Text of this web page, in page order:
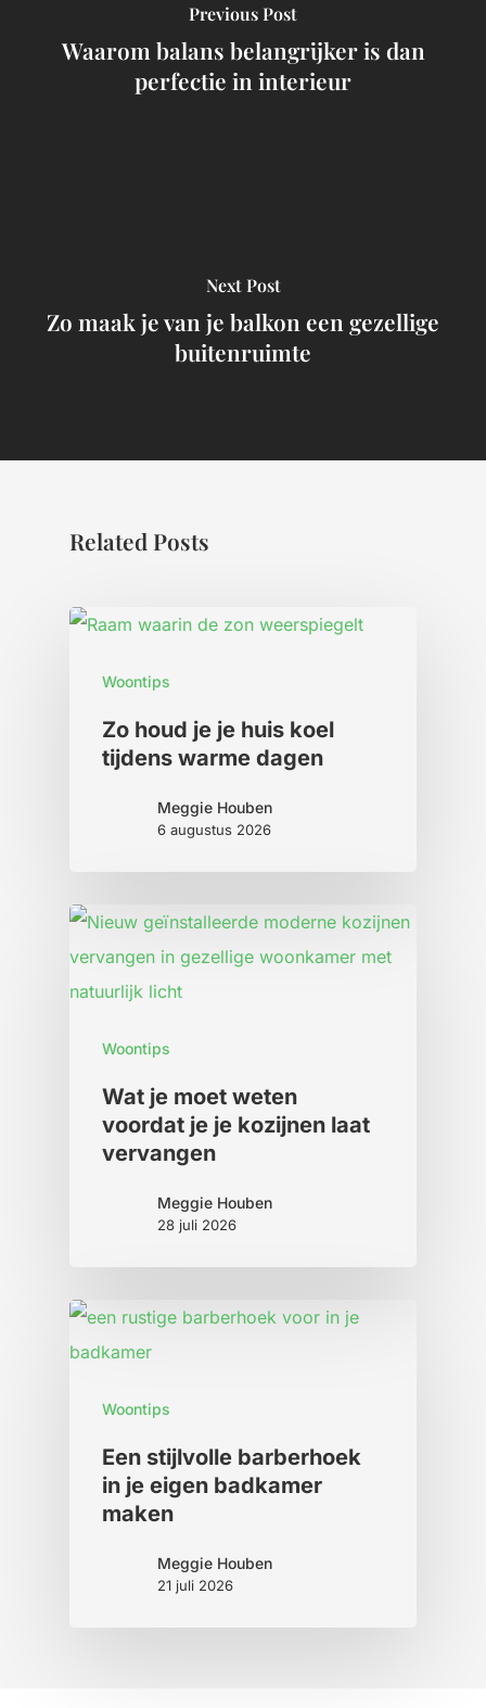
Previous Post
Waarom balans belangrijker is dan
perfectie in interieur
Next Post
Zo maak je van je balkon een gezellige
buitenruimte
Related Posts
Woontips
Zo houd je je huis koel
tijdens warme dagen
Meggie Houben
6 augustus 2026
Woontips
Wat je moet weten
voordat je je kozijnen laat
vervangen
Meggie Houben
28 juli 2026
Woontips
Een stijlvolle barberhoek
in je eigen badkamer
maken
Meggie Houben
21 juli 2026